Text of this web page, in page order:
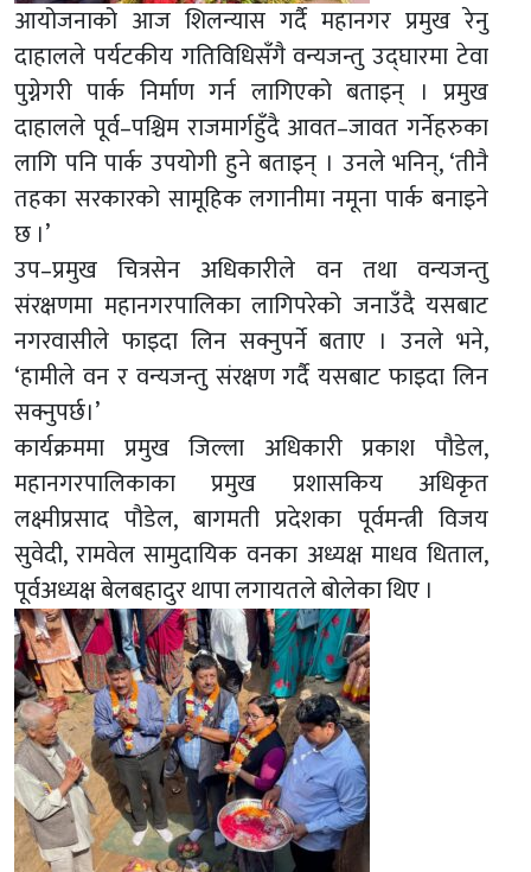
आयोजनाको आज शिलन्यास गर्दै महानगर प्रमुख रेनु
दाहालले पर्यटकीय गतिविधिसँगै वन्यजन्तु उद्घारमा टेवा
पुग्नेगरी पार्क निर्माण गर्न लागिएको बताइन् । प्रमुख
दाहालले पूर्व–पश्चिम राजमार्गहुँदै आवत–जावत गर्नेहरुका
लागि पनि पार्क उपयोगी हुने बताइन् । उनले भनिन्, ‘तीनै
तहका सरकारको सामूहिक लगानीमा नमूना पार्क बनाइने
छ ।’
उप–प्रमुख चित्रसेन अधिकारीले वन तथा वन्यजन्तु
संरक्षणमा महानगरपालिका लागिपरेको जनाउँदै यसबाट
नगरवासीले फाइदा लिन सक्नुपर्ने बताए । उनले भने,
‘हामीले वन र वन्यजन्तु संरक्षण गर्दै यसबाट फाइदा लिन
सक्नुपर्छ।’
कार्यक्रममा प्रमुख जिल्ला अधिकारी प्रकाश पौडेल,
महानगरपालिकाका प्रमुख प्रशासकिय अधिकृत
लक्ष्मीप्रसाद पौडेल, बागमती प्रदेशका पूर्वमन्त्री विजय
सुवेदी, रामवेल सामुदायिक वनका अध्यक्ष माधव धिताल,
पूर्वअध्यक्ष बेलबहादुर थापा लगायतले बोलेका थिए ।